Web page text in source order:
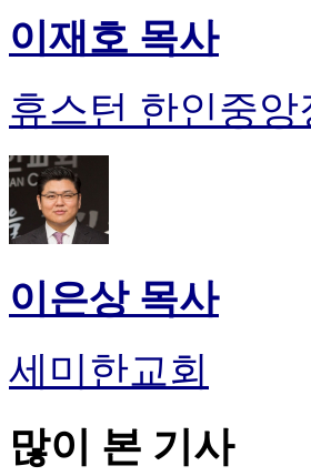
이재호 목사
휴스턴 한인중앙
이은상 목사
세미한교회
많이 본 기사